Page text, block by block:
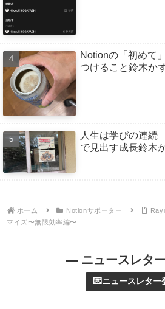
Notionの「初めて
つけること鈴木か
人生は学びの連
で見出す成長鈴木
ホーム Notionサポーター
マイズ〜無限効率編〜
— ニュースレタ
💌ニュースレター